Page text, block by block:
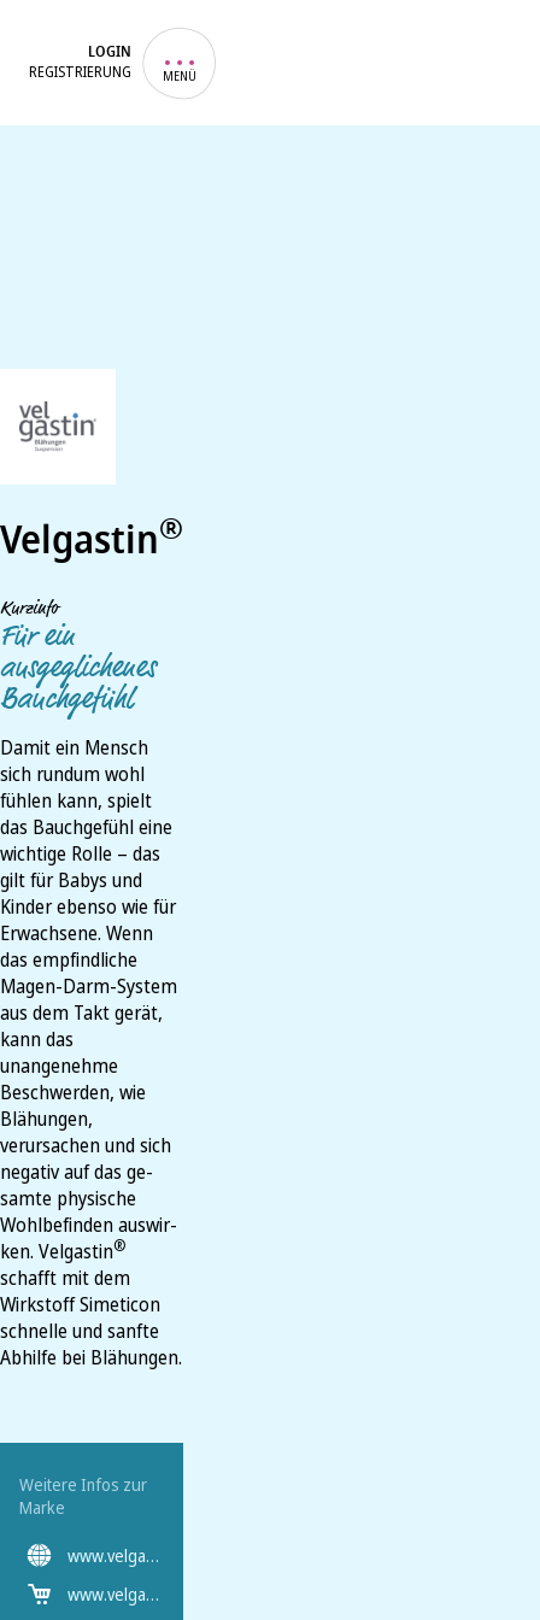
LOGIN
REGISTRIERUNG MENÜ
Velgastin®
Kurzinfo
Für ein
ausgeglichenes
Bauchgefühl
Damit ein Mensch
sich rundum wohl
fühlen kann, spielt
das Bauchgefühl eine
wichtige Rolle – das
gilt für Babys und
Kinder ebenso wie für
Erwachsene. Wenn
das empfindliche
Magen-Darm-System
aus dem Takt gerät,
kann das
unangenehme
Beschwerden, wie
Blähungen,
verursachen und sich
ne­ga­tiv auf das ge­
sam­te phy­si­sche
Wohl­be­fin­den aus­wir­
ken. Velgastin®
schafft mit dem
Wirkstoff Simeticon
schnelle und sanfte
Abhilfe bei Blähungen.
Weitere Infos zur
Marke
www.velgastin.com/
www.velgastin.com/velgastin-kaufen